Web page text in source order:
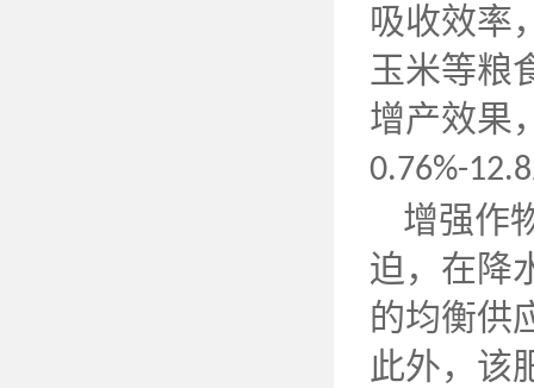
吸收效率
玉米等粮
增产效果
0.76%-
增强作
迫，在降
的均衡供
此外，该